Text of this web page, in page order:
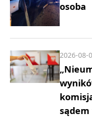
osoba
sądem
2026-08-